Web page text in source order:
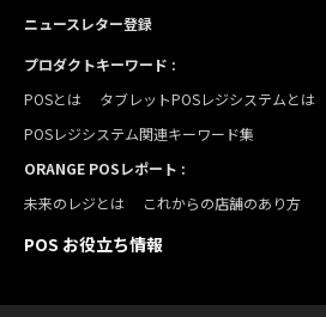
ニュースレター登録
プロダクトキーワード :
POSとは
タブレットPOSレジシステムとは
POSレジシステム関連キーワード集
ORANGE POSレポート :
未来のレジとは
これからの店舗のあり方
POS お役立ち情報